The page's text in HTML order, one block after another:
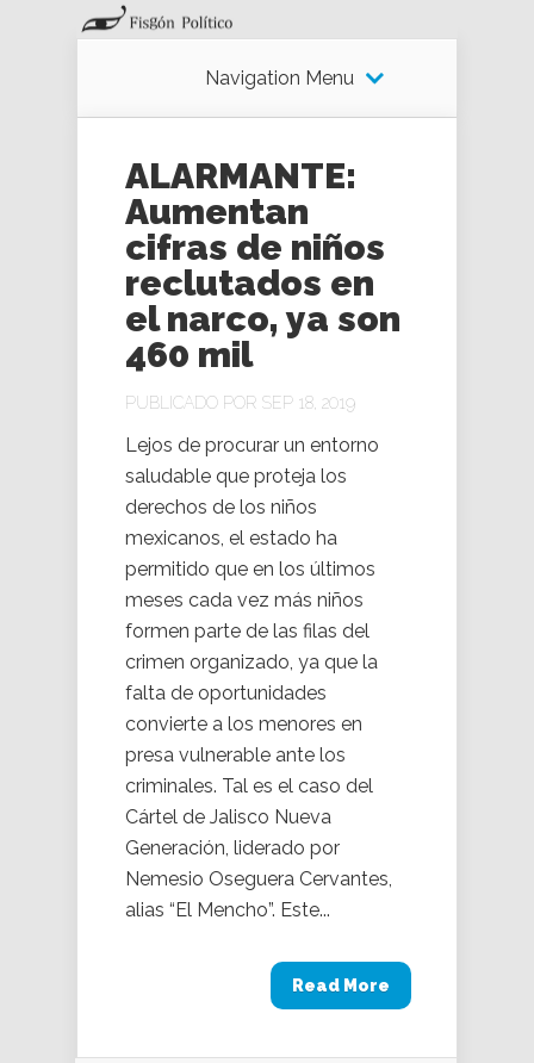
Navigation Menu
ALARMANTE:
Aumentan
cifras de niños
reclutados en
el narco, ya son
460 mil
PUBLICADO POR SEP 18, 2019
Lejos de procurar un entorno
saludable que proteja los
derechos de los niños
mexicanos, el estado ha
permitido que en los últimos
meses cada vez más niños
formen parte de las filas del
crimen organizado, ya que la
falta de oportunidades
convierte a los menores en
presa vulnerable ante los
criminales. Tal es el caso del
Cártel de Jalisco Nueva
Generación, liderado por
Nemesio Oseguera Cervantes,
alias “El Mencho”. Este...
Read More